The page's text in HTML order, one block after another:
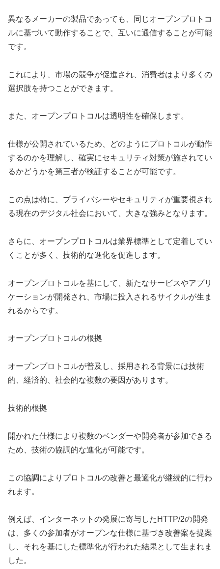
異なるメーカーの製品であっても、同じオープンプロトコ
ルに基づいて動作することで、互いに通信することが可能
です。
これにより、市場の競争が促進され、消費者はより多くの
選択肢を持つことができます。
また、オープンプロトコルは透明性を確保します。
仕様が公開されているため、どのようにプロトコルが動作
するのかを理解し、確実にセキュリティ対策が施されてい
るかどうかを第三者が検証することが可能です。
この点は特に、プライバシーやセキュリティが重要視され
る現在のデジタル社会において、大きな強みとなります。
さらに、オープンプロトコルは業界標準として定着してい
くことが多く、技術的な進化を促進します。
オープンプロトコルを基にして、新たなサービスやアプリ
ケーションが開発され、市場に投入されるサイクルが生ま
れるからです。
オープンプロトコルの根拠
オープンプロトコルが普及し、採用される背景には技術
的、経済的、社会的な複数の要因があります。
技術的根拠
開かれた仕様により複数のベンダーや開発者が参加できる
ため、技術の協調的な進化が可能です。
この協調によりプロトコルの改善と最適化が継続的に行わ
れます。
例えば、インターネットの発展に寄与したHTTP/2の開発
は、多くの参加者がオープンな仕様に基づき改善案を提案
し、それを基にした標準化が行われた結果として生まれま
した。